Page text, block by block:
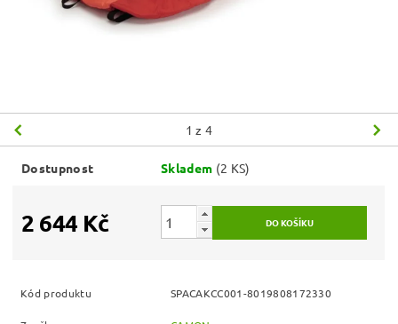
1 z 4
Dostupnost Skladem (2 KS)
2 644 Kč
Kód produktu SPACAKCC001-8019808172330